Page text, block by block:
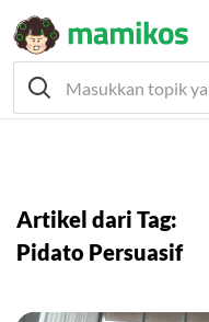
Artikel dari Tag:
Pidato Persuasif